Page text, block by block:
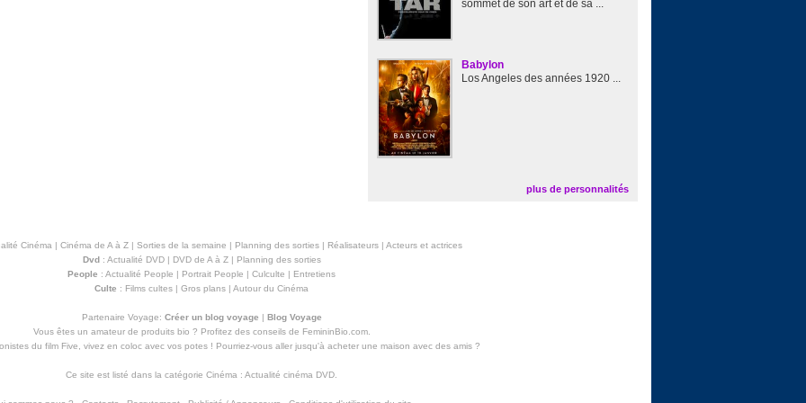
sommet de son art et de sa ...
Babylon
Los Angeles des années 1920 ...
plus de personnalités
Cinéma | Cinéma de A à Z| Sorties de la semaine | Planning des sorties| Réalisateurs| Acteurs et actrices
Dvd: Actualité DVD| DVD de A à Z| Planning des sorties
People : Actualité People | Portrait People | Culculte | Entretiens
Culte : Films cultes | Gros plans | Autour du Cinéma
Partenaire Voyage: Créer un blog voyage | Blog Voyage
Vous êtes un amateur de produits bio ? Profitez des conseils de FemininBio.com.
du film Five, vivez en coloc avec vos potes ! Pourriez-vous aller jusqu'à acheter une maison avec des amis?
Ce site est listé dans la catégorie Cinéma : Actualité cinéma DVD